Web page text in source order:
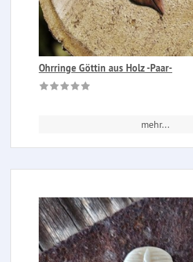
Ohrringe Göttin aus Holz -Paar-
mehr...